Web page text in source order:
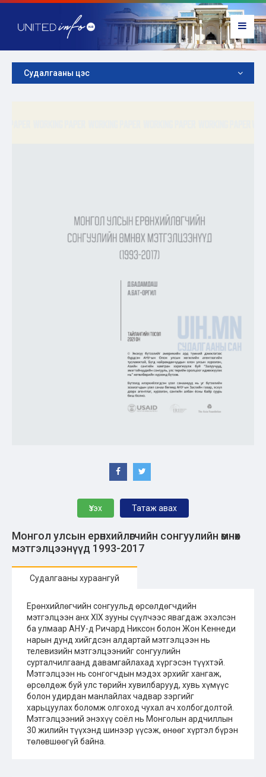
Судалгааны цэс
Үзэх Татаж авах
Монгол улсын ерөнхийлөгчийн сонгуулийн өмнөх
мэтгэлцээнүүд 1993-2017
Судалгааны хураангуй
Ерөнхийлөгчийн сонгуульд өрсөлдөгчдийн
мэтгэлцээн анх XIX зууны сүүлчээс явагдаж эхэлсэн
ба улмаар АНУ-д Ричард Никсон болон Жон Кеннеди
нарын дунд хийгдсэн алдартай мэтгэлцээн нь
телевизийн мэтгэлцээнийг сонгуулийн
сурталчилгаанд давамгайлахад хүргэсэн түүхтэй.
Мэтгэлцээн нь сонгогчдын мэдэх эрхийг хангаж,
өрсөлдөж буй улс төрийн хувилбарууд, хувь хүмүүс
болон удирдан манлайлах чадвар зэргийг
харьцуулах боломж олгоход чухал ач холбогдолтой.
Мэтгэлцээний энэхүү соёл нь Монголын ардчиллын
30 жилийн түүхэнд шинээр үүсэж, өнөөг хүртэл бүрэн
төлөвшөөгүй байна.